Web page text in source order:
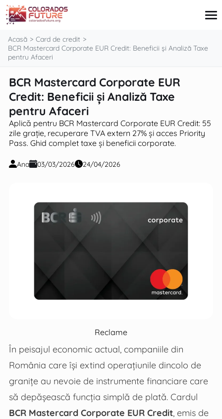
conținut
Imobiliare
Credite
Pensii
Investiții
Acasă
Card de credit
BCR Mastercard Corporate EUR Credit: Beneficii și Analiză Taxe
pentru Afaceri
BCR Mastercard Corporate EUR
Credit: Beneficii și Analiză Taxe
pentru Afaceri
Aplică pentru BCR Mastercard Corporate EUR Credit: 55
zile grație, recuperare TVA extern 27% și acces Priority
Pass. Ghid complet taxe și beneficii corporate.
Ana 03/03/2026 24/04/2026
Reclame
În peisajul economic actual, companiile din
România care își extind operațiunile dincolo de
granițe au nevoie de instrumente financiare care
să depășească funcția simplă de plată. Cardul
BCR Mastercard Corporate EUR Credit, emis de